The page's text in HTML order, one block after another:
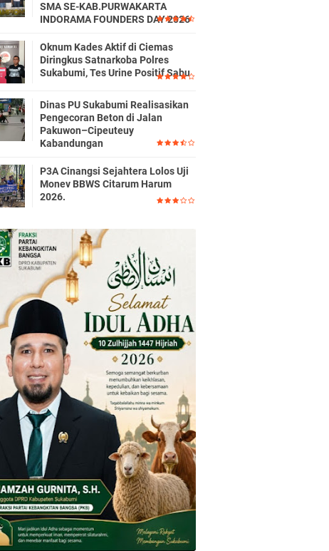
SMA SE-KAB.PURWAKARTA
INDORAMA FOUNDERS DAY 2026
Oknum Kades Aktif di Ciemas
Diringkus Satnarkoba Polres
Sukabumi, Tes Urine Positif Sabu
Dinas PU Sukabumi Realisasikan
Pengecoran Beton di Jalan
Pakuwon–Cipeuteuy
Kabandungan
P3A Cinangsi Sejahtera Lolos Uji
Monev BBWS Citarum Harum
2026.